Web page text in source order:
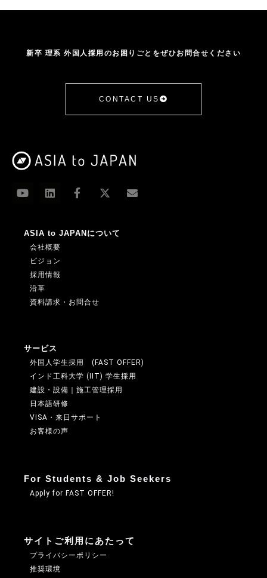
新卒 理系 外国人採用のお困りごとをぜひお問合せください
CONTACT US
ASIA to JAPANについて
会社概要
ビジョン
採用情報
沿革
資料請求・お問合せ
サービス
外国人学生採用 (FAST OFFER)
インド工科大学 (IIT) 学生採用
建設・設備｜施工管理採用
日本語研修
VISA・来日サポート
お客様の声
For Students & Job Seekers
Apply for FAST OFFER!
サイトご利用にあたって
プライバシーポリシー
推奨環境